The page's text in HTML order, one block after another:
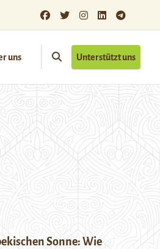
uns Unterstützt uns
Sonne: Wie